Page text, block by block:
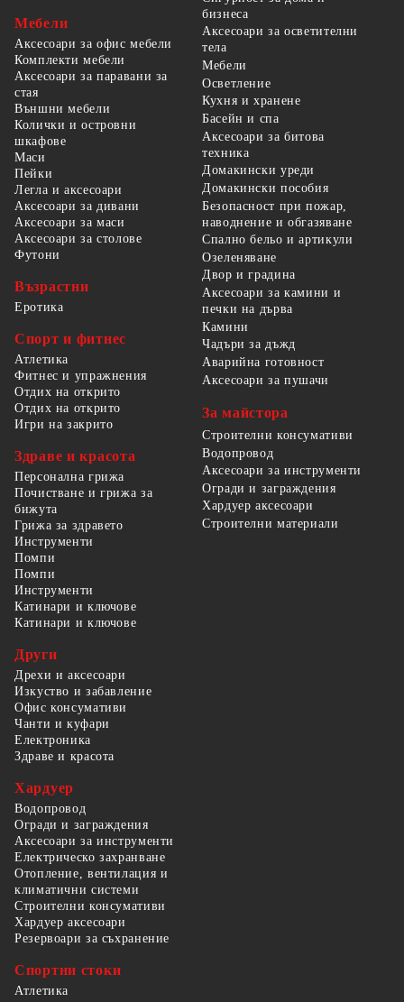
Мебели
Аксесоари за офис мебели
Комплекти мебели
Аксесоари за паравани за
стая
Външни мебели
Колички и островни
шкафове
Маси
Пейки
Легла и аксесоари
Аксесоари за дивани
Аксесоари за маси
Аксесоари за столове
Футони
Възрастни
Еротика
Спорт и фитнес
Атлетика
Фитнес и упражнения
Отдих на открито
Отдих на открито
Игри на закрито
Здраве и красота
Персонална грижа
Почистване и грижа за
бижута
Грижа за здравето
бизнеса
Аксесоари за осветителни
тела
Мебели
Осветление
Кухня и хранене
Басейн и спа
Аксесоари за битова
техника
Домакински уреди
Домакински пособия
Безопасност при пожар,
наводнение и обгазяване
Спално бельо и артикули
Озеленяване
Двор и градина
Аксесоари за камини и
печки на дърва
Камини
Чадъри за дъжд
Аварийна готовност
Аксесоари за пушачи
За майстора
Строителни консумативи
Водопровод
Аксесоари за инструменти
Огради и заграждения
Хардуер аксесоари
Строителни материали
Инструменти
Помпи
Помпи
Инструменти
Катинари и ключове
Катинари и ключове
Други
Дрехи и аксесоари
Изкуство и забавление
Офис консумативи
Чанти и куфари
Електроника
Здраве и красота
Хардуер
Водопровод
Огради и заграждения
Аксесоари за инструменти
Електрическо захранване
Отопление, вентилация и
климатични системи
Строителни консумативи
Хардуер аксесоари
Резервоари за съхранение
Спортни стоки
Атлетика